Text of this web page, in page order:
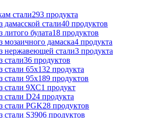
стали293 продукта
стали40 продуктов
булата18 продуктов
дамаска4 продукта
нержавеющей стали3 продукта
стали36 продуктов
стали 65х132 продукта
стали 95х189 продуктов
стали 9ХС1 продукт
стали D24 продукта
стали PGK28 продуктов
S3906 продуктов